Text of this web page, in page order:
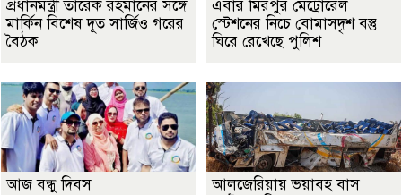
প্রধানমন্ত্রী তারেক রহমানের সঙ্গে
মার্কিন বিশেষ দূত সার্জিও গরের
বৈঠক
এবার মিরপুর মেট্রোরেল
স্টেশনের নিচে বোমাসদৃশ বস্তু
ঘিরে রেখেছে পুলিশ
আজ বন্ধু দিবস
আলজেরিয়ায় ভয়াবহ বাস